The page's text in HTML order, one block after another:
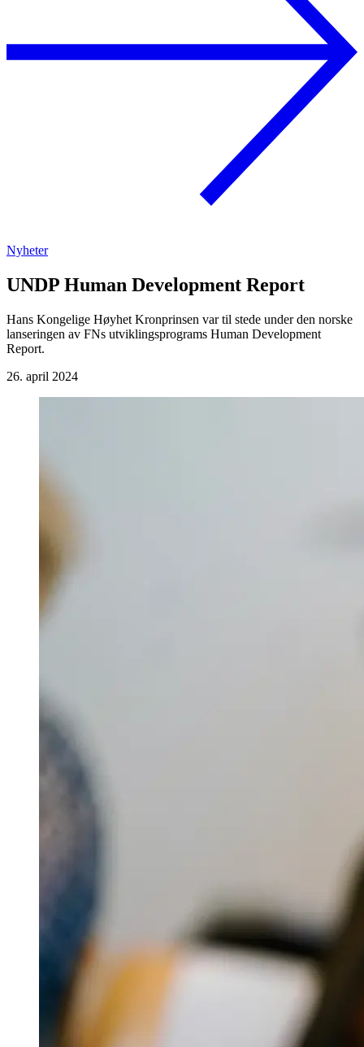
Nyheter
UNDP Human Development Report
Hans Kongelige Høyhet Kronprinsen var til stede under den norske
lanseringen av FNs utviklingsprograms Human Development
Report.
26. april 2024